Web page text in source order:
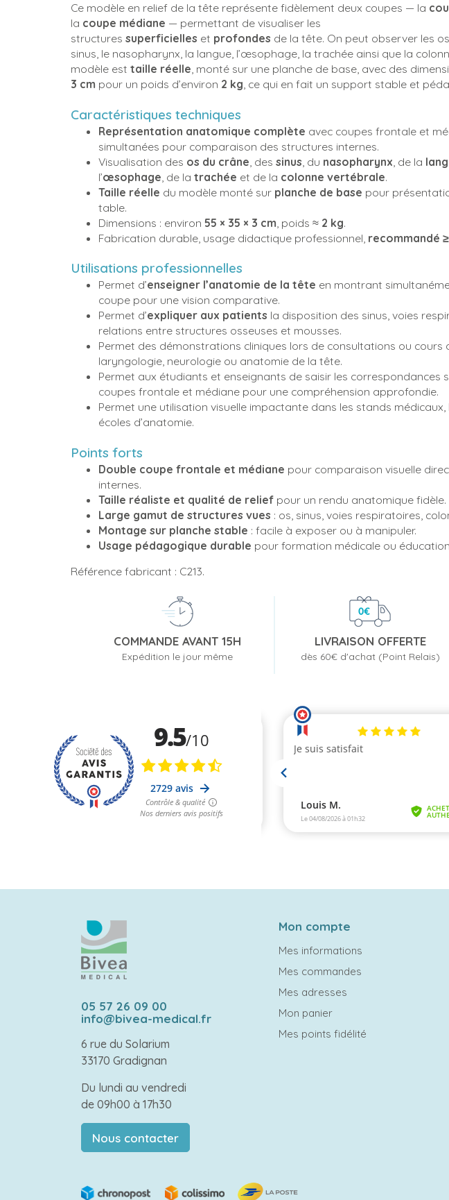
Ce modèle en relief de la tête représente fidèlement deux coupes — la
la coupe médiane — permettant de visualiser les
structures superficielles et profondes de la tête. On peut observer les
sinus, le nasopharynx, la langue, l’œsophage, la trachée ainsi que la
modèle est taille réelle, monté sur une planche de base, avec des
3 cm pour un poids d’environ 2 kg, ce qui en fait un support stable et
Caractéristiques techniques
Représentation anatomique complète avec coupes frontale et
simultanées pour comparaison des structures internes.
Visualisation des os du crâne , des sinus , du nasopharynx , de la
l’œsophage , de la trachée et de la colonne vertébrale.
Taille réelle du modèle monté sur planche de base pour
table.
Dimensions : environ 55 × 35 × 3 cm , poids ≈ 2 kg.
Fabrication durable, usage didactique professionnel, recommandé ≥
Utilisations professionnelles
Permet d’enseigner l’anatomie de la tête en montrant
coupe pour une vision comparative.
Permet d’expliquer aux patients la disposition des sinus, voies
relations entre structures osseuses et mousses.
Permet des démonstrations cliniques lors de consultations ou cours
laryngologie, neurologie ou anatomie de la tête.
Permet aux étudiants et enseignants de saisir les correspondances
coupes frontale et médiane pour une compréhension approfondie.
Permet une utilisation visuelle impactante dans les stands
écoles d’anatomie.
Points forts
Double coupe frontale et médiane pour comparaison visuelle
internes.
Taille réaliste et qualité de relief pour un rendu anatomique fidèle.
Large gamut de structures vues : os, sinus, voies respiratoires,
Montage sur planche stable : facile à exposer ou à manipuler.
Usage pédagogique durable pour formation médicale ou
Référence fabricant : C213.
COMMANDE AVANT 15H
Expédition le jour même
LIVRAISON OFFERTE
dès 60€ d'achat (Point Relais)
05 57 26 09 00
info@bivea-medical.fr
6 rue du Solarium
33170 Gradignan
Du lundi au vendredi
de 09h00 à 17h30
Nous contacter
Mon compte
Mes informations
Mes commandes
Mes adresses
Mon panier
Mes points fidélité